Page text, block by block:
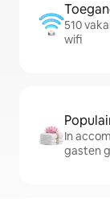
510
wifi
In
gasten